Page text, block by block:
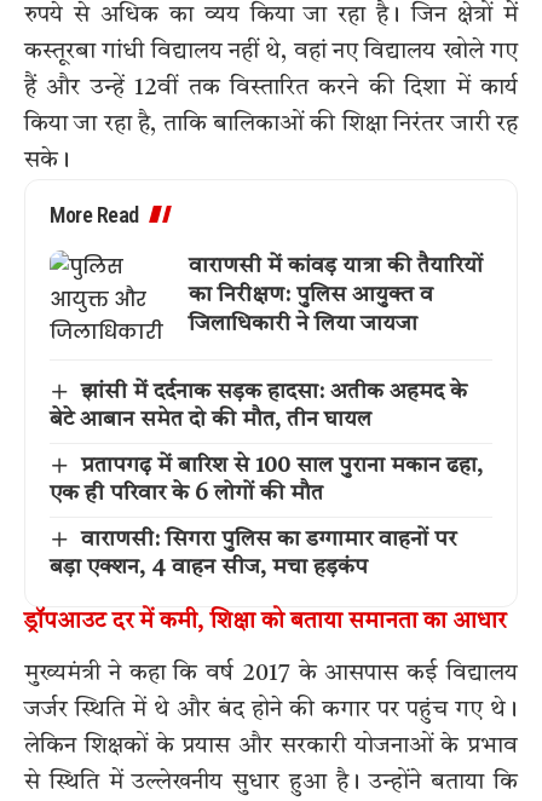
रुपये से अधिक का व्यय किया जा रहा है। जिन क्षेत्रों में
कस्तूरबा गांधी विद्यालय नहीं थे, वहां नए विद्यालय खोले गए
हैं और उन्हें 12वीं तक विस्तारित करने की दिशा में कार्य
किया जा रहा है, ताकि बालिकाओं की शिक्षा निरंतर जारी रह
सके।
More Read
वाराणसी में कांवड़ यात्रा की तैयारियों
का निरीक्षण: पुलिस आयुक्त व
जिलाधिकारी ने लिया जायजा
झांसी में दर्दनाक सड़क हादसा: अतीक अहमद के
बेटे आबान समेत दो की मौत, तीन घायल
प्रतापगढ़ में बारिश से 100 साल पुराना मकान ढहा,
एक ही परिवार के 6 लोगों की मौत
वाराणसी: सिगरा पुलिस का डग्गामार वाहनों पर
बड़ा एक्शन, 4 वाहन सीज, मचा हड़कंप
ड्रॉपआउट दर में कमी, शिक्षा को बताया समानता का आधार
मुख्यमंत्री ने कहा कि वर्ष 2017 के आसपास कई विद्यालय
जर्जर स्थिति में थे और बंद होने की कगार पर पहुंच गए थे।
लेकिन शिक्षकों के प्रयास और सरकारी योजनाओं के प्रभाव
से स्थिति में उल्लेखनीय सुधार हुआ है। उन्होंने बताया कि